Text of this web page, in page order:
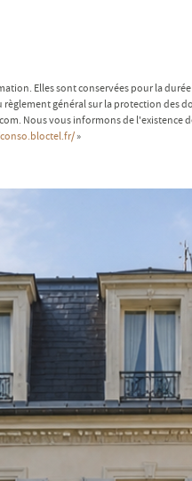
Elles sont conservées pour la
général sur la protection des
Nous vous informons de l'existence
»